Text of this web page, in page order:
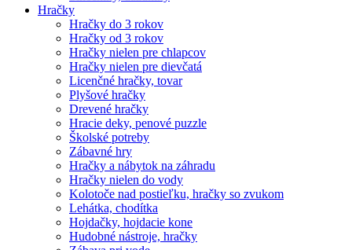
Hračky
Hračky do 3 rokov
Hračky od 3 rokov
Hračky nielen pre chlapcov
Hračky nielen pre dievčatá
Licenčné hračky, tovar
Plyšové hračky
Drevené hračky
Hracie deky, penové puzzle
Školské potreby
Zábavné hry
Hračky a nábytok na záhradu
Hračky nielen do vody
Kolotoče nad postieľku, hračky so zvukom
Lehátka, chodítka
Hojdačky, hojdacie kone
Hudobné nástroje, hračky